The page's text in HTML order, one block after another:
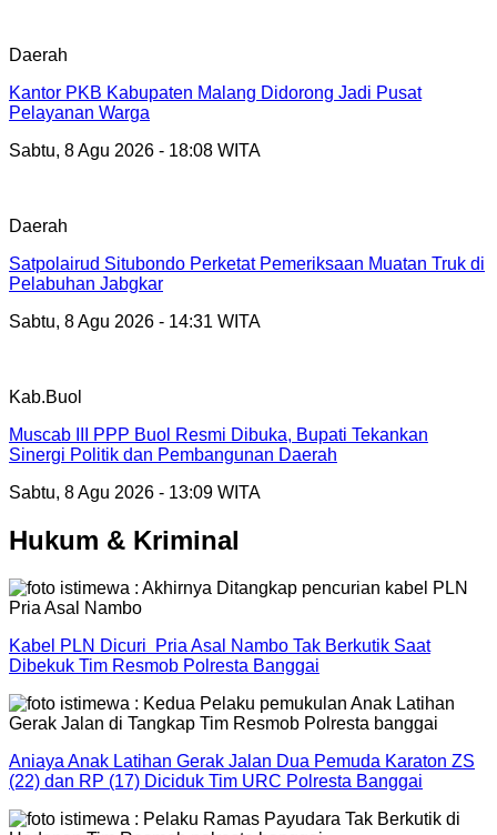
Daerah
Kantor PKB Kabupaten Malang Didorong Jadi Pusat
Pelayanan Warga
Sabtu, 8 Agu 2026 - 18:08 WITA
Daerah
Satpolairud Situbondo Perketat Pemeriksaan Muatan Truk di
Pelabuhan Jabgkar
Sabtu, 8 Agu 2026 - 14:31 WITA
Kab.Buol
Muscab III PPP Buol Resmi Dibuka, Bupati Tekankan
Sinergi Politik dan Pembangunan Daerah
Sabtu, 8 Agu 2026 - 13:09 WITA
Hukum & Kriminal
Kabel PLN Dicuri Pria Asal Nambo Tak Berkutik Saat
Dibekuk Tim Resmob Polresta Banggai
Aniaya Anak Latihan Gerak Jalan Dua Pemuda Karaton ZS
(22) dan RP (17) Diciduk Tim URC Polresta Banggai